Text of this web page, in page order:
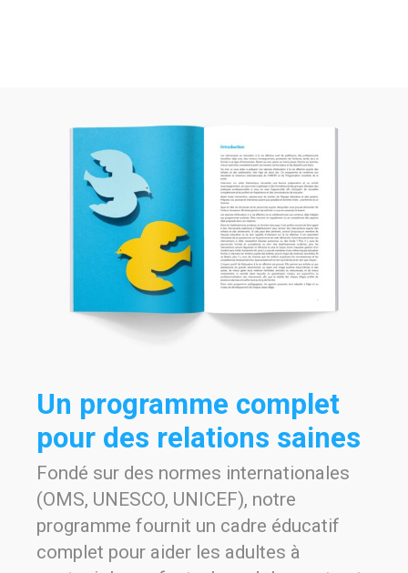
Un programme complet
pour des relations saines
Fondé sur des normes internationales
(OMS, UNESCO, UNICEF), notre
programme fournit un cadre éducatif
complet pour aider les adultes à